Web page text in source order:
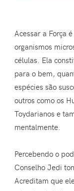
Acessar a Força
organismos
células. Ela
para o bem,
espécies são
outros como os
Toydarianos e
mentalmente.
Percebendo o
Conselho Jedi
Acreditam que